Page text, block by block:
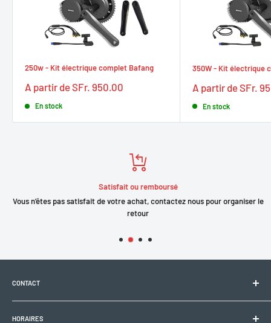
250w - Kit électrique complet Bafang
Prix
réduit
A partir de SFr. 950.00
En stock
350W - Kit électrique
Prix
réduit
A partir de SFr.
En stock
Satisfait ou remboursé
Vous n'êtes pas satisfait de votre achat, contactez nous pour organiser le
retour
CONTACT
Electrobike Zone Sàrl
HORAIRES